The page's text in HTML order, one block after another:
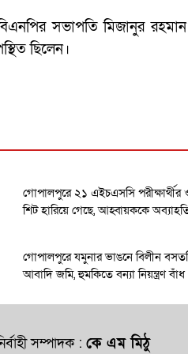
সভাপতি মিজানুর
ছিলেন।
গোপালপুরে ২১ এইচএসসি
শিট হারিয়ে গেছে, আহ্বায়ককে
গোপালপুরে যমুনার ভাঙনে বিলীন
আবাদি জমি, হুমকিতে বন্যা নিয়ন্ত্রণ বাঁধ
সম্পাদক : কে এম মিঠু